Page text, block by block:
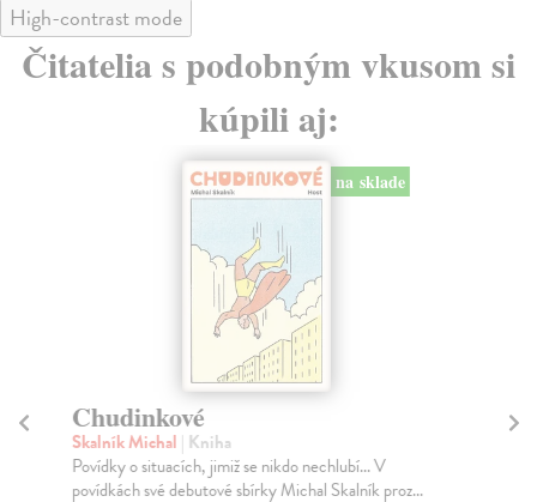
High-contrast mode
Čitatelia s podobným vkusom si
kúpili aj:
na sklade
Chudinkové
Skalník Michal | Kniha
Povídky o situacích, jimiž se nikdo nechlubí... V
povídkách své debutové sbírky Michal Skalník proz...